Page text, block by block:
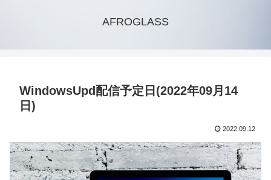
AFROGLASS
WindowsUpd配信予定日(2022年09月14
日)
2022.09.12